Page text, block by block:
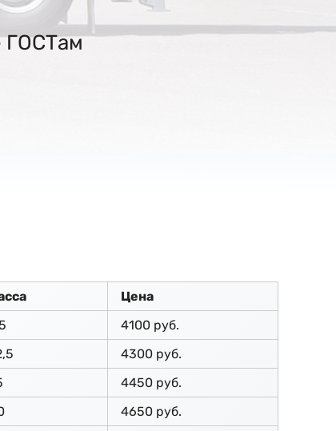
ГОСТам
Цена
4100 руб.
4300 руб.
4450 руб.
4650 руб.